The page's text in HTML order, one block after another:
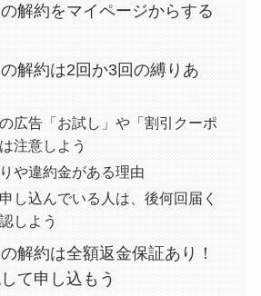
約期間が過ぎた場合
レミノの解約方法ま
ベストタイミングを
詳しく解説！
ユンス美容液の解約
らない時の裏ワザ
解約をマイページからする
解約は2回か3回の縛りあ
広告「お試し」や「割引クーポ
注意しよう
や違約金がある理由
し込んでいる人は、後何回届く
しよう
解約は全額返金保証あり！
て申し込もう